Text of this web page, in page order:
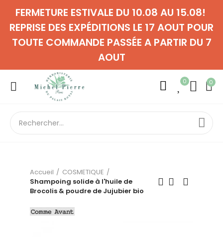
FERMETURE ESTIVALE DU 10.08 AU 15.08!
REPRISE DES EXPÉDITIONS LE 17 AOUT POUR
TOUTE COMMANDE PASSÉE A PARTIR DU 7
AOUT
0 0
Accueil
COSMETIQUE
Shampoing solide à l'huile de
Brocolis & poudre de Jujubier bio